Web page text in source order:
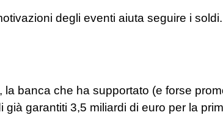
degli eventi aiuta seguire i soldi.
, la banca che ha supportato (e forse
già garantiti 3,5 miliardi di euro per la